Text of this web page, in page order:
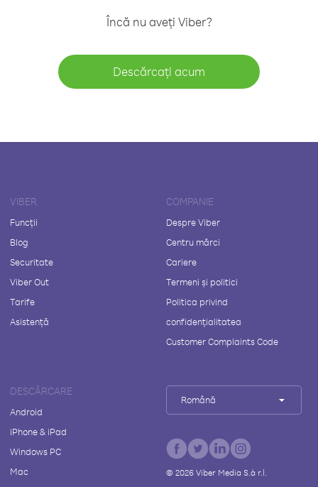
Încă nu aveți Viber?
Descărcați acum
VIBER
Funcții
Blog
Securitate
Viber Out
Tarife
Asistență
COMPANIE
Despre Viber
Centru mărci
Cariere
Termeni și politici
Politica privind
confidențialitatea
Customer Complaints Code
DESCĂRCARE
Android
iPhone & iPad
Windows PC
Mac
Română
© 2026Viber Media S.à r.l.